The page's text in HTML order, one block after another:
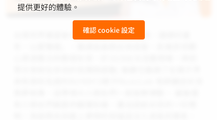
台灣世界展望會在今年推動「1000女孩—變調的童
提供更好的體驗。
確認 cookie 設定